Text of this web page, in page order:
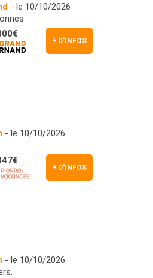
- le 10/10/2026
+ D'INFOS
- le 10/10/2026
+ D'INFOS
- le 10/10/2026